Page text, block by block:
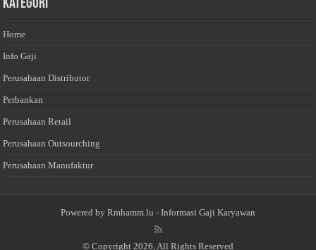
Kategori
Home
Info Gaji
Perusahaan Distributor
Perbankan
Perusahaan Retail
Perusahaan Outsourching
Perusahaan Manufaktur
Powered by Rmhamm.lu - Informasi Gaji Karyawan
© Copyright 2026, All Rights Reserved